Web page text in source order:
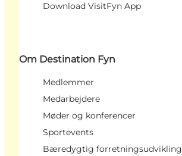
Download VisitFyn App
Om Destination Fyn
Medlemmer
Medarbejdere
Møder og konferencer
Sportevents
Bæredygtig forretningsudvikling